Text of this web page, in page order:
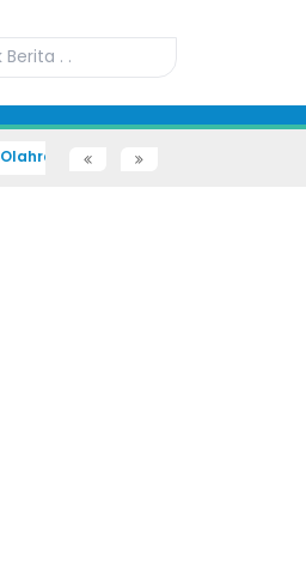
Olahraga Sains dan Teknologi